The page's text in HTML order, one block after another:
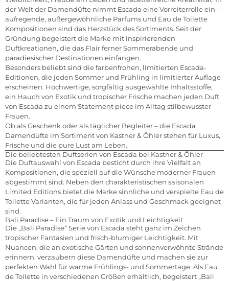
der Welt der Damendüfte nimmt Escada eine Vorreiterrolle ein –
aufregende, außergewöhnliche Parfums und Eau de Toilette
Kompositionen sind das Herzstück des Sortiments. Seit der
Gründung begeistert die Marke mit inspirierenden
Duftkreationen, die das Flair ferner Sommerabende und
paradiesischer Destinationen einfangen.
Besonders beliebt sind die farbenfrohen, limitierten Escada-
Editionen, die jeden Sommer und Frühling in limitierter Auflage
erscheinen. Hochwertige, sorgfältig ausgewählte Inhaltsstoffe,
ein Hauch von Exotik und tropischer Frische machen jeden Duft
von Escada zu einem Statement piece im Alltag stilbewusster
Frauen.
Ob als Geschenk oder als täglicher Begleiter – die Escada
Damendüfte im Sortiment von Kastner & Öhler stehen für Luxus,
Frische und die pure Lust am Leben.
Die beliebtesten Duftserien von Escada bei Kastner & Öhler
Die Duftauswahl von Escada besticht durch ihre Vielfalt an
Kompositionen, die speziell auf die Wünsche moderner Frauen
abgestimmt sind. Neben den charakteristischen saisonalen
Limited Editions bietet die Marke sinnliche und verspielte Eau de
Toilette Varianten, die für jeden Anlass und Geschmack geeignet
sind.
Bali Paradise – Ein Traum von Exotik und Leichtigkeit
Die „Bali Paradise“ Serie von Escada steht ganz im Zeichen
tropischer Fantasien und frisch-blumiger Leichtigkeit. Mit
Nuancen, die an exotische Gärten und sonnenverwöhnte Strände
erinnern, verzaubern diese Damendüfte und machen sie zur
perfekten Wahl für warme Frühlings- und Sommertage. Als Eau
de Toilette in verschiedenen Größen erhältlich, begeistert „Bali